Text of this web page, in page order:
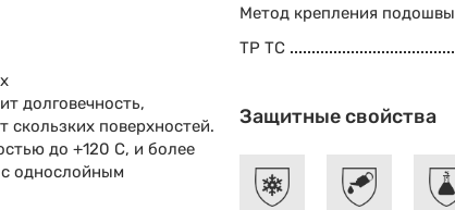
долговечность,
поверхностей.
до +120 C, и более
однослойным
Метод крепления подошвы
ТР ТС
Защитные свойства